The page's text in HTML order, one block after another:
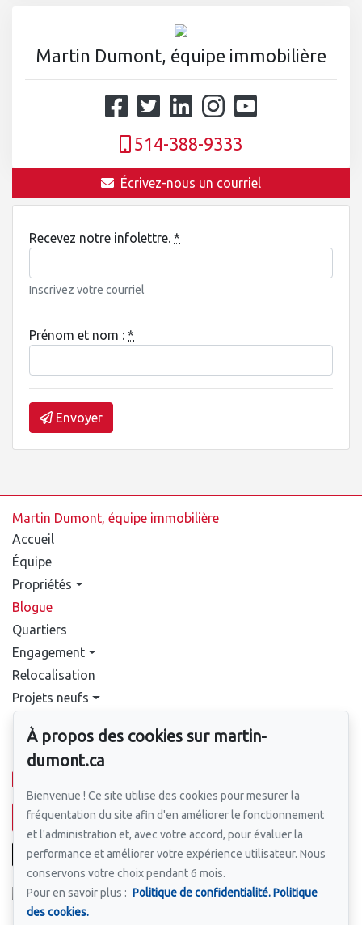
Martin Dumont, équipe immobilière
514-388-9333
Écrivez-nous un courriel
Recevez notre infolettre. *
Inscrivez votre courriel
Prénom et nom : *
Envoyer
Martin Dumont, équipe immobilière
Accueil
Équipe
Propriétés
Blogue
Quartiers
Engagement
Relocalisation
Projets neufs
Pour nous joindre
Écrivez-nous un courriel
À propos des cookies sur martin-
dumont.ca
Bienvenue ! Ce site utilise des cookies pour mesurer la
fréquentation du site afin d'en améliorer le fonctionnement
et l'administration et, avec votre accord, pour évaluer la
performance et améliorer votre expérience utilisateur. Nous
conservons votre choix pendant 6 mois.
Pour en savoir plus : Politique de confidentialité.Politique
des cookies.